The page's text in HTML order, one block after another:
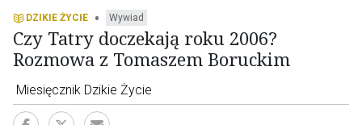
DZIKIE ŻYCIE • Wywiad
Czy Tatry doczekają roku 2006?
Rozmowa z Tomaszem Boruckim
Miesięcznik Dzikie Życie